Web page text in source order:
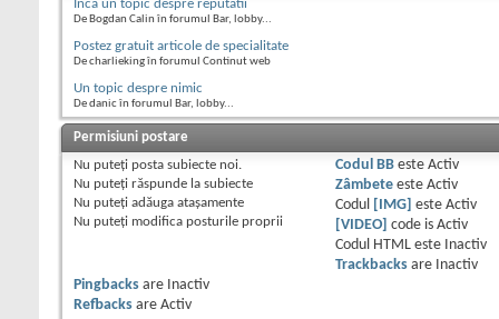
Inca un topic despre reputatii
De Bogdan Calin în forumul Bar, lobby...
Postez gratuit articole de specialitate
De charlieking în forumul Continut web
Un topic despre nimic
De danic în forumul Bar, lobby...
Permisiuni postare
Nu puteţi posta subiecte noi.
Nu puteţi răspunde la subiecte
Nu puteţi adăuga ataşamente
Nu puteţi modifica posturile proprii
Codul BBeste Activ
Zâmbeteeste Activ
Codul
[IMG] este Activ
[VIDEO] code is Activ
Codul HTML este
Inactiv
Trackbacksare
Inactiv
Pingbacks are
Inactiv
Refbacks are Activ